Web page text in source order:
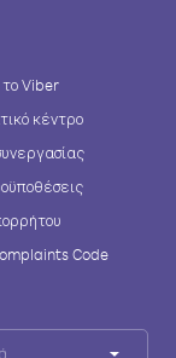
Viber
κέντρο
Code